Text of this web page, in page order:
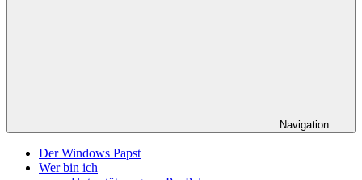
Navigation
Der Windows Papst
Wer bin ich